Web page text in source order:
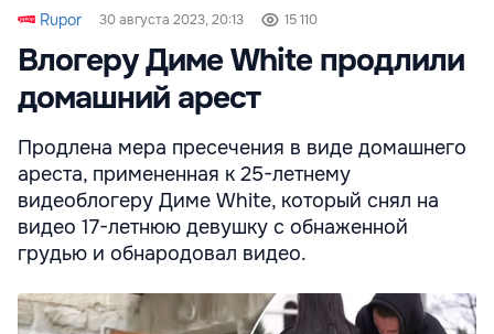
Rupor 30 августа 2023, 20:13 15 110
Влогеру Диме White продлили
домашний арест
Продлена мера пресечения в виде домашнего
ареста, примененная к 25-летнему
видеоблогеру Диме White, который снял на
видео 17-летнюю девушку с обнаженной
грудью и обнародовал видео.